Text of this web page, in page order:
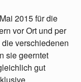
2015 für die
vor Ort und per
die verschiedenen
sie geerntet
gut